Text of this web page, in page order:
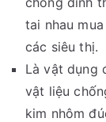
tai nhau
các siêu thị.
Là vật dụng
vật liệu
kim nhôm